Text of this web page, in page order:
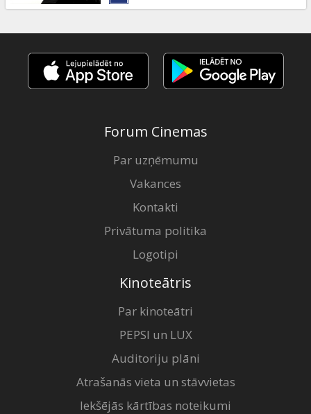
Forum Cinemas
Par uzņēmumu
Vakances
Kontakti
Privātuma politika
Logotipi
Kinoteātris
Par kinoteātri
PEPSI un LUX
Auditoriju plāni
Atrašanās vieta un stāvvietas
Iekšējās kārtības noteikumi